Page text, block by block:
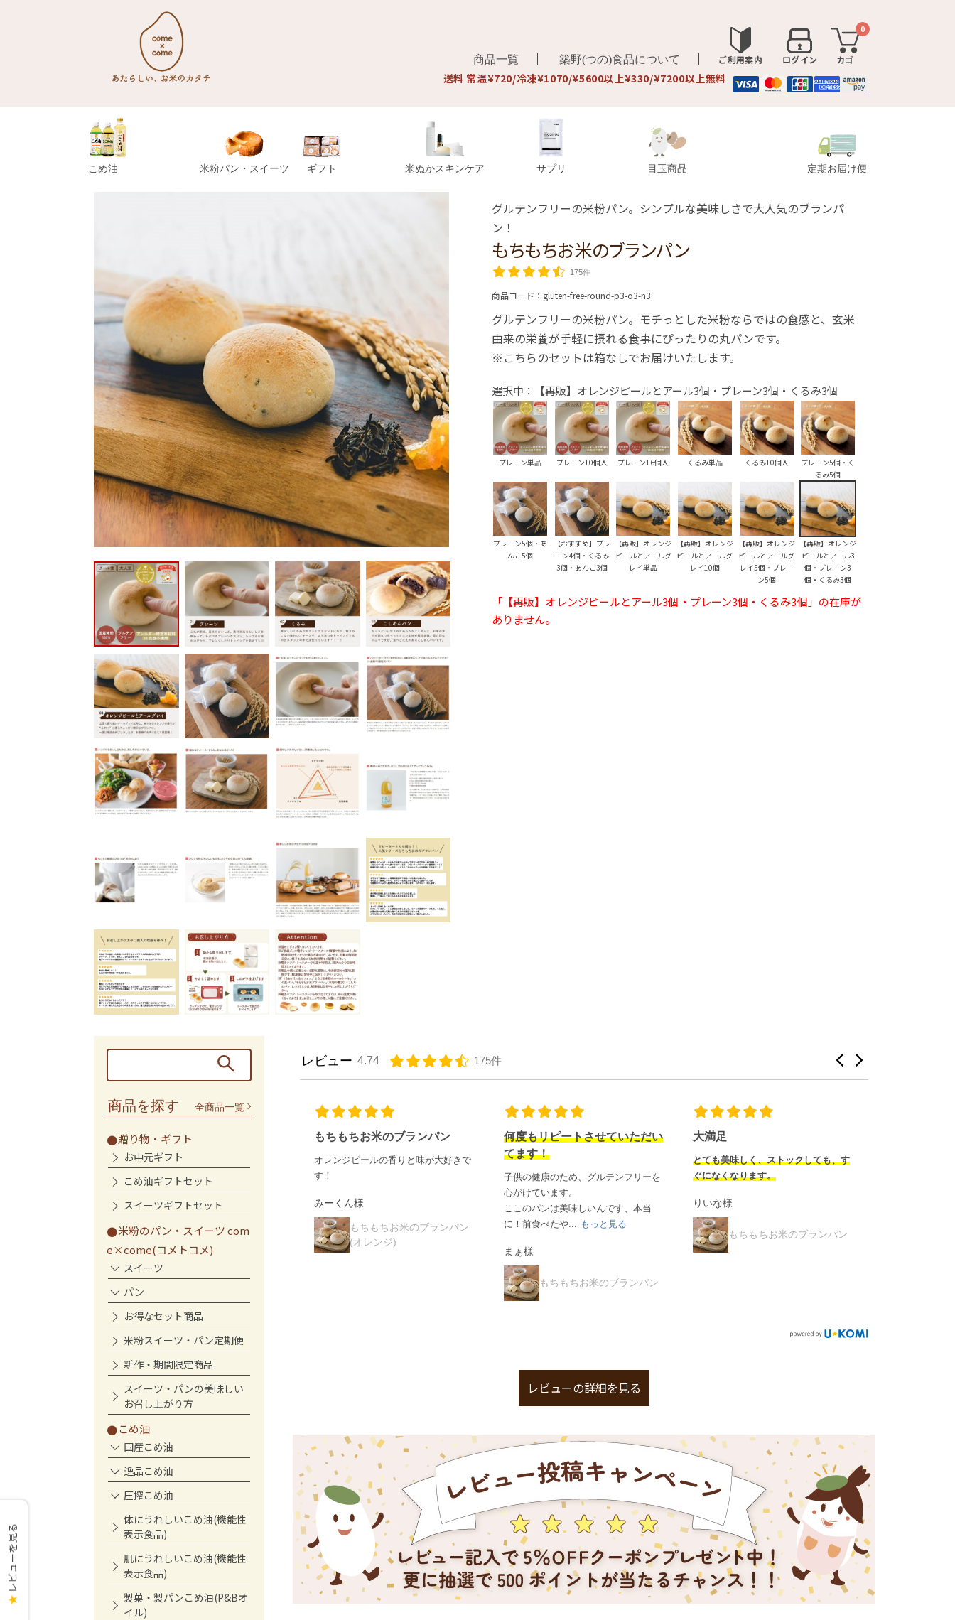
商品一覧 築野(つの)食品について ご利用案内 ログイン カゴ
0
送料 常温¥720/冷凍¥1070/¥5600以上¥330/¥7200以上無料
こめ油 米粉パン・スイーツ ギフト 米ぬかスキンケア サプリ 目玉商品 定期お届け便
グルテンフリーの米粉パン。シンプルな美味しさで大人気のブランパ
ン！
もちもちお米のブランパン
175件
商品コード： gluten-free-round-p3-o3-n3
グルテンフリーの米粉パン。モチっとした米粉ならではの食感と、玄米
由来の栄養が手軽に摂れる食事にぴったりの丸パンです。
※こちらのセットは箱なしでお届けいたします。
選択中：【再販】オレンジピールとアール3個・プレーン3個・くるみ3個
プレーン単品 プレーン10個入 プレーン16個入 くるみ単品 くるみ10個入
プレーン5個・く
るみ5個
プレーン5個・あ
んこ5個
【おすすめ】プレ
ーン4個・くるみ
3個・あんこ3個
【再販】オレンジ
ピールとアールグ
レイ単品
【再販】オレンジ
ピールとアールグ
レイ10個
【再販】オレンジ
ピールとアールグ
レイ5個・プレー
ン5個
【再販】オレンジ
ピールとアール3
個・プレーン3
個・くるみ3個
「【再販】オレンジピールとアール3個・プレーン3個・くるみ3個」の在庫が
ありません。
商品を探す 全商品一覧
贈り物・ギフト
お中元ギフト
こめ油ギフトセット
スイーツギフトセット
米粉のパン・スイーツ com
e×come(コメトコメ)
スイーツ
パン
お得なセット商品
米粉スイーツ・パン定期便
新作・期間限定商品
スイーツ・パンの美味しい
お召し上がり方
こめ油
国産こめ油
逸品こめ油
圧搾こめ油
体にうれしいこめ油(機能性
表示食品)
肌にうれしいこめ油(機能性
表示食品)
製菓・製パンこめ油(P&Bオ
イル)
レビュー 4.74 175件
もちもちお米のブランパン
オレンジピールの香りと味が大好きで
す！
みーくん様
もちもちお米のブランパン
何度もリピートさせていただい
てます！
子供の健康のため、グルテンフリーを
ここのパンは美味しいんです、本当
に！前食べたや ... もっと見る
まぁ様
大満足
とても美味しく、ストックしても、す
ぐになくなります。
りいな様
ちょこっとサイズ？
最初は、小さいなぁと思いました。
でも、野菜やハムを挟んで、味わいな
お米の満
...もっと見る
Keikodesu 様
レビューの詳細を見る
★
レビューを見る